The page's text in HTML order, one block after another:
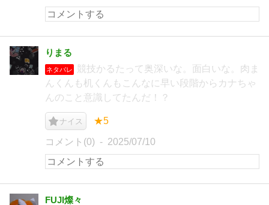
りまる
ネタバレ
競技かるたって奥深いな。面白いな。肉ま
んくんも机くんもこんなに早い段階からカナちゃ
んのこと意識してたんだ！？
ナイス ★5
コメント(0) 2025/07/10
FUJI燦々